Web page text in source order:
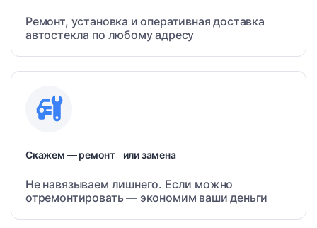
Ремонт, установка и оперативная доставка
автостекла по любому адресу
Скажем — ремонт или замена
Не навязываем лишнего. Если можно
отремонтировать — экономим ваши деньги